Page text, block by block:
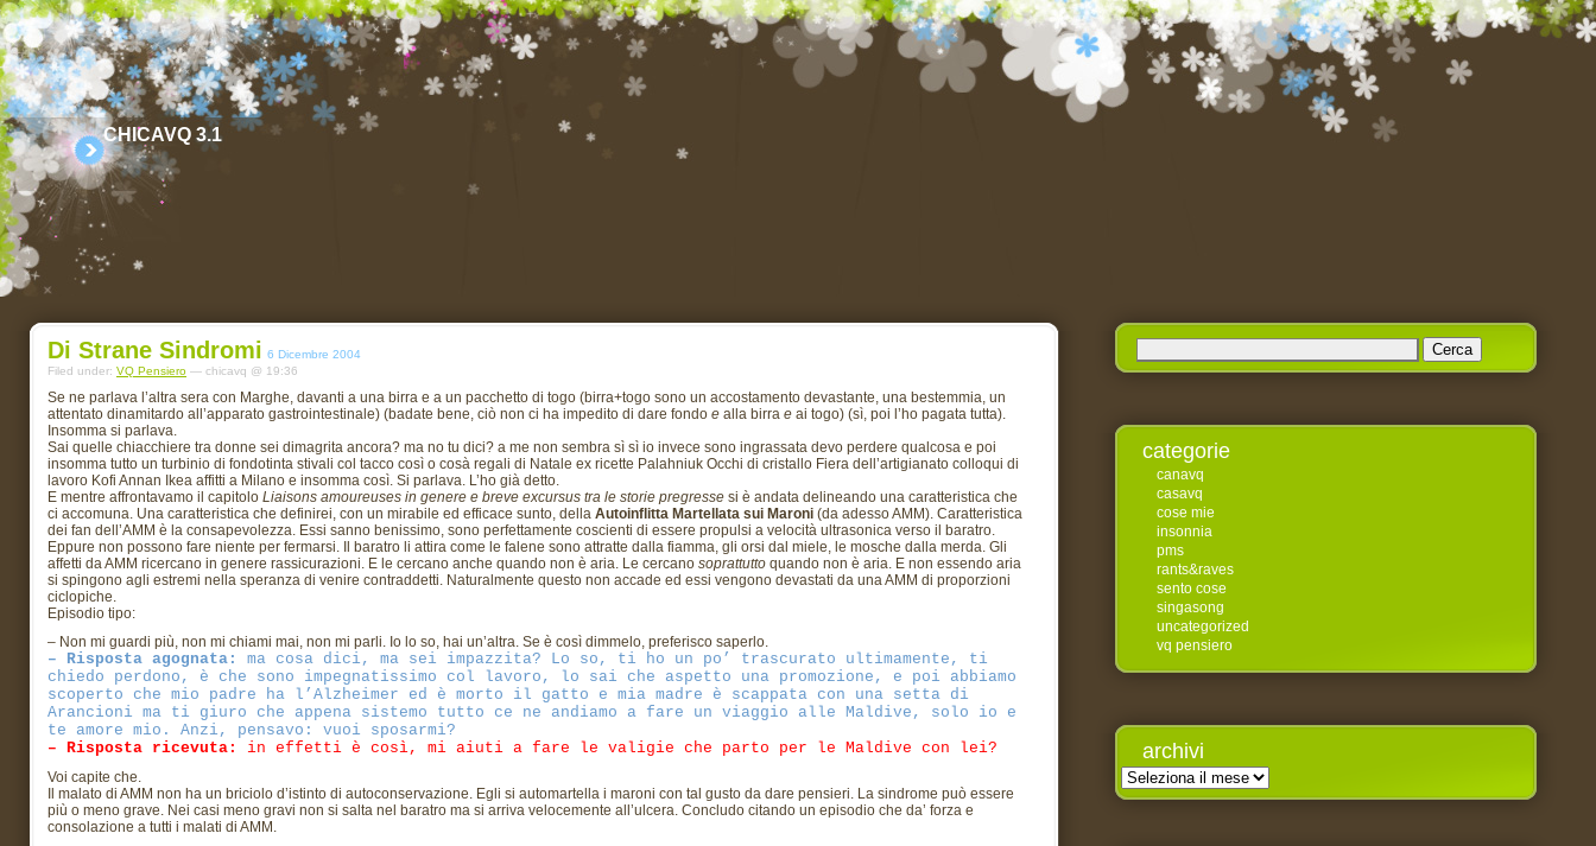
CHICAVQ 3.1
Di Strane Sindromi 6 Dicembre 2004
Filed under: VQ Pensiero — chicavq @ 19:36
Se ne parlava l’altra sera con Marghe, davanti a una birra e a un pacchetto di togo (birra+togo sono un accostamento devastante, una bestemmia, un
attentato dinamitardo all’apparato gastrointestinale) (badate bene, ciò non ci ha impedito di dare fondo e alla birra e ai togo) (sì, poi l’ho pagata tutta).
Insomma si parlava.
Sai quelle chiacchiere tra donne sei dimagrita ancora? ma no tu dici? a me non sembra sì sì io invece sono ingrassata devo perdere qualcosa e poi
insomma tutto un turbinio di fondotinta stivali col tacco così o cosà regali di Natale ex ricette Palahniuk Occhi di cristallo Fiera dell’artigianato colloqui di
lavoro Kofi Annan Ikea affitti a Milano e insomma così. Si parlava. L’ho già detto.
E mentre affrontavamo il capitolo Liaisons amoureuses in genere e breve excursus tra le storie pregresse si è andata delineando una caratteristica che
ci accomuna. Una caratteristica che definirei, con un mirabile ed efficace sunto, della Autoinflitta Martellata sui Maroni (da adesso AMM). Caratteristica
dei fan dell’AMM è la consapevolezza. Essi sanno benissimo, sono perfettamente coscienti di essere propulsi a velocità ultrasonica verso il baratro.
Eppure non possono fare niente per fermarsi. Il baratro li attira come le falene sono attratte dalla fiamma, gli orsi dal miele, le mosche dalla merda. Gli
affetti da AMM ricercano in genere rassicurazioni. E le cercano anche quando non è aria. Le cercano soprattutto quando non è aria. E non essendo aria
si spingono agli estremi nella speranza di venire contraddetti. Naturalmente questo non accade ed essi vengono devastati da una AMM di proporzioni
ciclopiche.
Episodio tipo:
– Non mi guardi più, non mi chiami mai, non mi parli. Io lo so, hai un’altra. Se è così dimmelo, preferisco saperlo.
– Risposta agognata:
ma cosa dici, ma sei impazzita? Lo so, ti ho un po’ trascurato ultimamente, ti
chiedo perdono, è che sono impegnatissimo col lavoro, lo sai che aspetto una promozione, e poi abbiamo
scoperto che mio padre ha l’Alzheimer ed è morto il gatto e mia madre è scappata con una setta di
Arancioni ma ti giuro che appena sistemo tutto ce ne andiamo a fare un viaggio alle Maldive, solo io e
te amore mio. Anzi, pensavo: vuoi sposarmi?
– Risposta ricevuta:
in effetti è così, mi aiuti a fare le valigie che parto per le Maldive con lei?
Voi capite che.
Il malato di AMM non ha un briciolo d’istinto di autoconservazione. Egli si automartella i maroni con tal gusto da dare pensieri. La sindrome può essere
più o meno grave. Nei casi meno gravi non si salta nel baratro ma si arriva velocemente all’ulcera. Concludo citando un episodio che da’ forza e
consolazione a tutti i malati di AMM.
Ricerca
per:
categorie
canavq
casavq
cose mie
insonnia
pms
rants&raves
sento cose
singasong
uncategorized
vq pensiero
archivi
Archivi